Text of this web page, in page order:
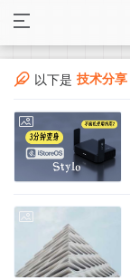
以下是 技术分享